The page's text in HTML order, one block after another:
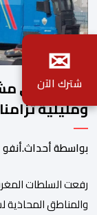
تأهب أمني
ومليلية
بواسطة أحداث.أنفو
رفعت السلطات
والمناطق المحاذية
✉
شترك الآن